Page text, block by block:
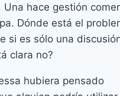
Una hace gestión
Dónde está el
si es sólo una
clara no?
hubiera pensado